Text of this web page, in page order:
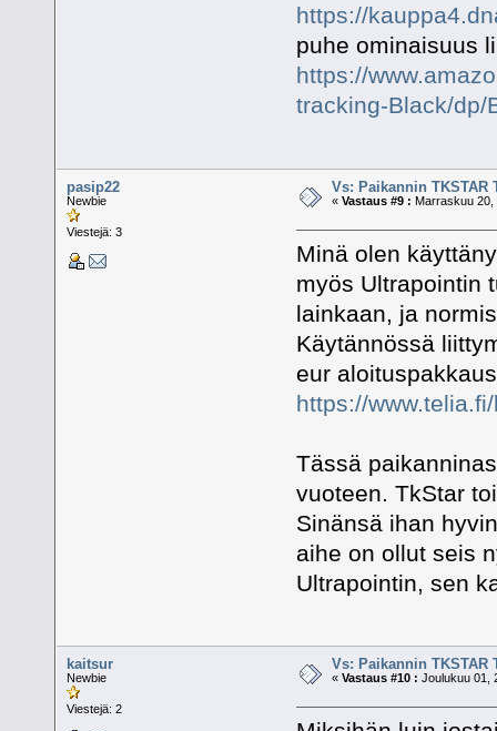
https://
puhe ominaisuus
https://
tracking-Black/dp/
pasip22
Newbie
Viestejä: 3
Vs: Paikannin TKSTAR
«Vastaus #9 : Marraskuu 20,
Minä olen
myös Ultrapointin
lainkaan, ja
Käytännössä
eur
https://
Tässä
vuoteen. TkStar
Sinänsä ihan
aihe on ollut seis
Ultrapointin, sen
kaitsur
Newbie
Viestejä: 2
Vs: Paikannin TKSTAR
«Vastaus #10 : Joulukuu 01,